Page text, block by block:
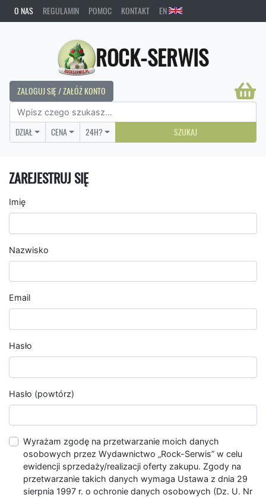
O NAS REGULAMIN POMOC KONTAKT EN
ROCK-SERWIS
ZALOGUJ SIĘ / ZAŁÓŻ KONTO
DZIAŁ CENA 24H? SZUKAJ
ZAREJESTRUJ SIĘ
Imię
Nazwisko
Email
Hasło
Hasło (powtórz)
Wyrażam zgodę na przetwarzanie moich danych
osobowych przez Wydawnictwo „Rock-Serwis” w celu
ewidencji sprzedaży/realizacji oferty zakupu. Zgody na
przetwarzanie takich danych wymaga Ustawa z dnia 29
sierpnia 1997 r. o ochronie danych osobowych (Dz. U. Nr